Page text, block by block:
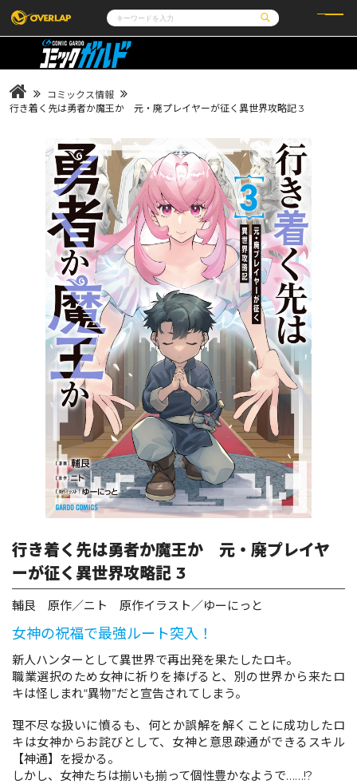
コミック
LiQulle
ラブパルフェ
ライトノベル
ロサージュノベルス
その他
ゲーム
通販・NEWS
企業
会社概要
採用情報
アクセス
オーバーラップホールディングス
お問い合わせはこちら
オーバーラップ文庫
オーバーラップノベルス
オーバーラップノベルスf
ロサージュノベルス
コミックガルド
コミックパルフェ
コミックス情報
行き着く先は勇者か魔王か 元・廃プレイヤーが征く異世界攻略記 3
行き着く先は勇者か魔王か 元・廃プレイヤ
ーが征く異世界攻略記 3
輔艮 原作／ニト 原作イラスト／ゆーにっと
女神の祝福で最強ルート突入！
新人ハンターとして異世界で再出発を果たしたロキ。
職業選択のため女神に祈りを捧げると、別の世界から来たロ
キは怪しまれ“異物”だと宣告されてしまう。
理不尽な扱いに憤るも、何とか誤解を解くことに成功したロ
キは女神からお詫びとして、女神と意思疎通ができるスキル
【神通】を授かる。
しかし、女神たちは揃いも揃って個性豊かなようで……!?